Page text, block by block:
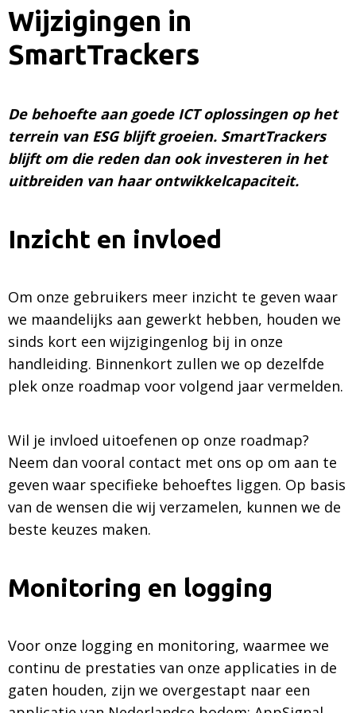
Wijzigingen in
SmartTrackers
De behoefte aan goede ICT oplossingen op het
terrein van ESG blijft groeien. SmartTrackers
blijft om die reden dan ook investeren in het
uitbreiden van haar ontwikkelcapaciteit.
Inzicht en invloed
Om onze gebruikers meer inzicht te geven waar
we maandelijks aan gewerkt hebben, houden we
sinds kort een wijzigingenlog bij in onze
handleiding. Binnenkort zullen we op dezelfde
plek onze roadmap voor volgend jaar vermelden.
Wil je invloed uitoefenen op onze roadmap?
Neem dan vooral contact met ons op om aan te
geven waar specifieke behoeftes liggen. Op basis
van de wensen die wij verzamelen, kunnen we de
beste keuzes maken.
Monitoring en logging
Voor onze logging en monitoring, waarmee we
continu de prestaties van onze applicaties in de
gaten houden, zijn we overgestapt naar een